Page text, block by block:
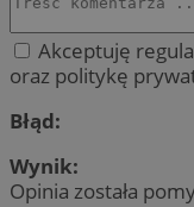
Akceptuję
oraz politykę
Błąd:
Wynik:
Opinia została